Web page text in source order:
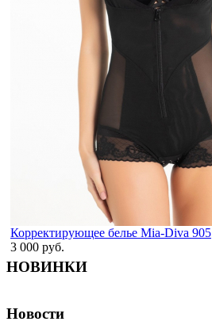
Корректирующее белье Mia-Diva 905
3 000 руб.
НОВИНКИ
Новости